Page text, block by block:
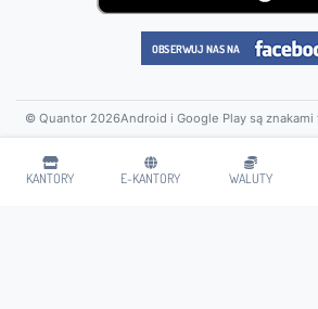
KANTORY E-KANTORY WALUTY
© Quantor 2026Android i Google Play są